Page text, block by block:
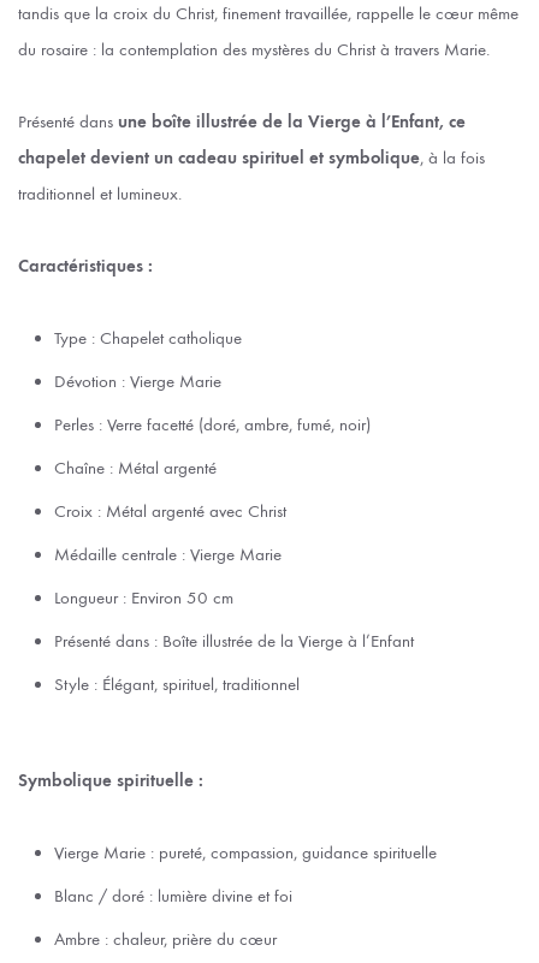
tandis que la croix du Christ, finement travaillée, rappelle le cœur même
du rosaire : la contemplation des mystères du Christ à travers Marie.
Présenté dans une boîte illustrée de la Vierge à l’Enfant, ce
chapelet devient un cadeau spirituel et symbolique, à la fois
traditionnel et lumineux.
Caractéristiques :
Type : Chapelet catholique
Dévotion : Vierge Marie
Perles : Verre facetté (doré, ambre, fumé, noir)
Chaîne : Métal argenté
Croix : Métal argenté avec Christ
Médaille centrale : Vierge Marie
Longueur : Environ 50 cm
Présenté dans : Boîte illustrée de la Vierge à l’Enfant
Style : Élégant, spirituel, traditionnel
Symbolique spirituelle :
Vierge Marie : pureté, compassion, guidance spirituelle
Blanc / doré : lumière divine et foi
Ambre : chaleur, prière du cœur